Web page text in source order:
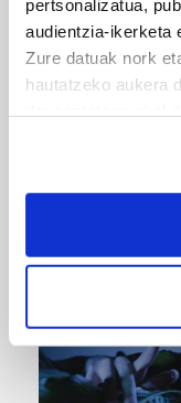
pertsonalizatua,
audientzia-ikerketa
Zure datuak nork
hautatzeko aukera
If you allow, we
Collect
Identify
specific
Find out more
and set your
URBIAKO FESTA
Urbiako